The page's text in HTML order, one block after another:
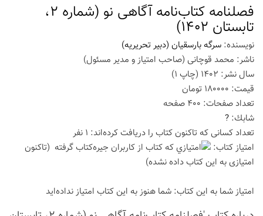
فصلنامه کتاب‌نامه آگاهی نو (شماره 2،
تابستان 1402)
نویسنده: سرگه بارسقیان (دبیر تحریریه)
ناشر: محمد قوچانی (صاحب امتیاز و مدیر مسئول)
سال نشر: 1402 (چاپ 1
)
قیمت: 180000 تومان
تعداد صفحات: 400 صفحه
شابك: ?
تعداد كسانی كه تاكنون كتاب را دریافت كرده‌اند: 1 نفر
امتیاز كتاب:
(تاكنون
امتیازی به این كتاب داده نشده)
امتیاز شما به این كتاب: شما هنوز به این كتاب امتیاز نداده‌اید